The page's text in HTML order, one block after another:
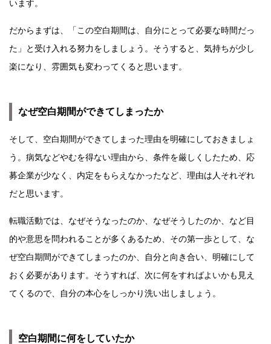
います。
だからまずは、「この空白期間は、自分にとって必要な時間だっ
た」と受け入れる努力をしましょう。そうすると、気持ちが少し
楽になり、雰囲気も変わってくると思います。
なぜ空白期間ができてしまったか
そして、空白期間ができてしまった理由を明確にしておきましょ
う。病気などやむを得ない理由から、条件を厳しくしたため、応
募企業が少なく、内定をもらえなかったなど、理由は人それぞれ
だと思います。
転職活動では、なぜそうなったのか、なぜそうしたのか、など目
的や意思を問われることが多くあるため、その第一歩として、な
ぜ空白期間ができてしまったのか、自分と向き合い、明確にして
おく必要があります。そうすれば、次に何をすればよいかも見え
てくるので、自分の本心をしっかり洗い出しましょう。
空白期間に何をしていたか